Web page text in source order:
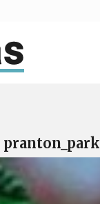
pranton_park